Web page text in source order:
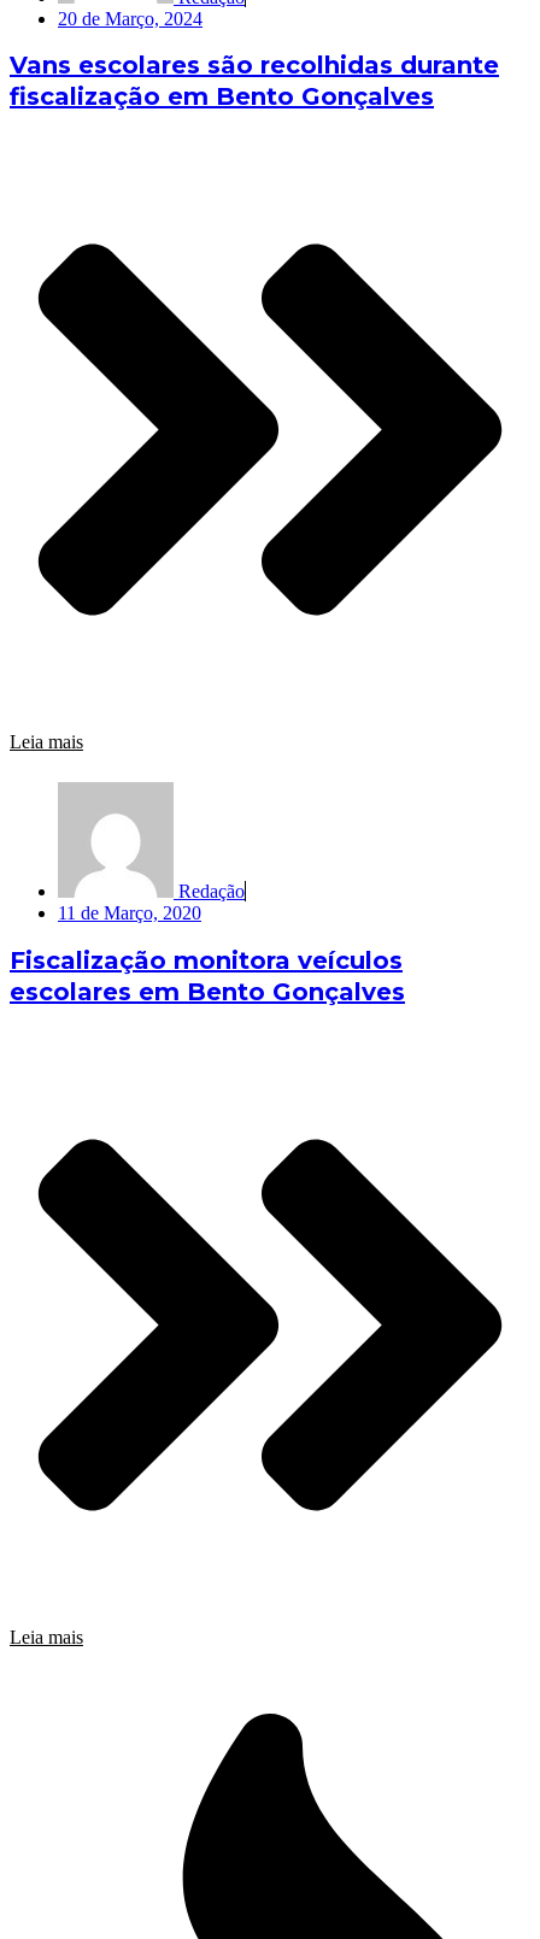
20 de Março, 2024
Vans escolares são recolhidas durante
fiscalização em Bento Gonçalves
Leia mais
Redação
11 de Março, 2020
Fiscalização monitora veículos
escolares em Bento Gonçalves
Leia mais